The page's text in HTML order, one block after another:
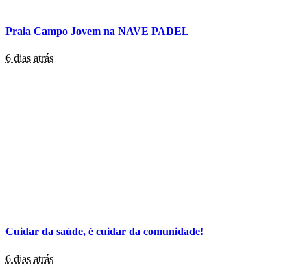
Praia Campo Jovem na NAVE PADEL
6 dias atrás
Cuidar da saúde, é cuidar da comunidade!
6 dias atrás